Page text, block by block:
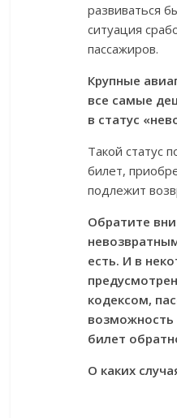
развиваться
ситуация
пассажиров.
Крупные
все самые
в статус
Такой статус
билет,
подлежит
Обратите
есть. И в
кодексом,
возможность
билет
О каких